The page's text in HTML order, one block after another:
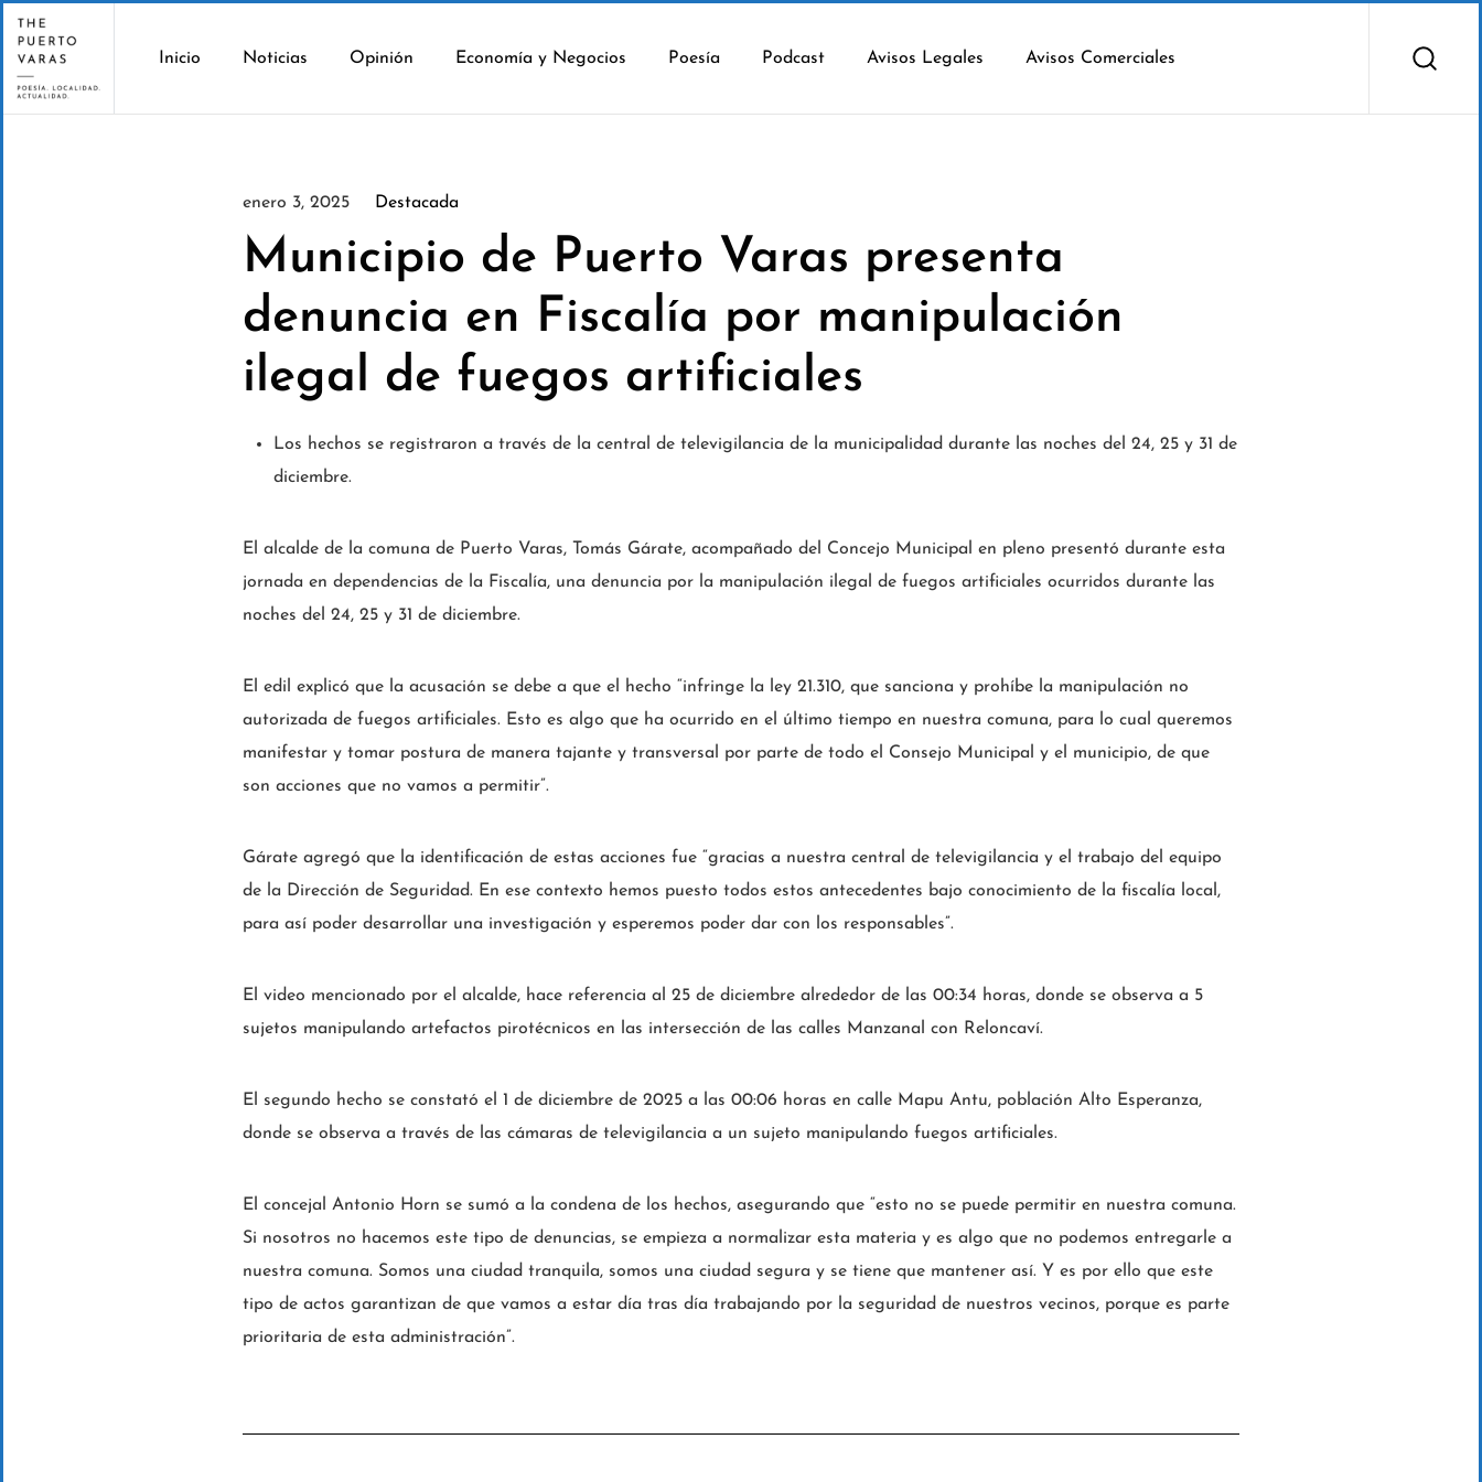
Inicio Noticias Opinión Economía y Negocios Poesía Podcast Avisos Legales Avisos Comerciales
enero 3, 2025 Destacada
Municipio de Puerto Varas presenta
denuncia en Fiscalía por manipulación
ilegal de fuegos artificiales
Los hechos se registraron a través de la central de televigilancia de la municipalidad durante las noches del 24, 25 y 31 de
diciembre.
El alcalde de la comuna de Puerto Varas, Tomás Gárate, acompañado del Concejo Municipal en pleno presentó durante esta
jornada en dependencias de la Fiscalía, una denuncia por la manipulación ilegal de fuegos artificiales ocurridos durante las
noches del 24, 25 y 31 de diciembre.
El edil explicó que la acusación se debe a que el hecho “infringe la ley 21.310, que sanciona y prohíbe la manipulación no
autorizada de fuegos artificiales. Esto es algo que ha ocurrido en el último tiempo en nuestra comuna, para lo cual queremos
manifestar y tomar postura de manera tajante y transversal por parte de todo el Consejo Municipal y el municipio, de que
son acciones que no vamos a permitir”.
Gárate agregó que la identificación de estas acciones fue “gracias a nuestra central de televigilancia y el trabajo del equipo
de la Dirección de Seguridad. En ese contexto hemos puesto todos estos antecedentes bajo conocimiento de la fiscalía local,
para así poder desarrollar una investigación y esperemos poder dar con los responsables”.
El video mencionado por el alcalde, hace referencia al 25 de diciembre alrededor de las 00:34 horas, donde se observa a 5
sujetos manipulando artefactos pirotécnicos en las intersección de las calles Manzanal con Reloncaví.
El segundo hecho se constató el 1 de diciembre de 2025 a las 00:06 horas en calle Mapu Antu, población Alto Esperanza,
donde se observa a través de las cámaras de televigilancia a un sujeto manipulando fuegos artificiales.
El concejal Antonio Horn se sumó a la condena de los hechos, asegurando que “esto no se puede permitir en nuestra comuna.
Si nosotros no hacemos este tipo de denuncias, se empieza a normalizar esta materia y es algo que no podemos entregarle a
nuestra comuna. Somos una ciudad tranquila, somos una ciudad segura y se tiene que mantener así. Y es por ello que este
tipo de actos garantizan de que vamos a estar día tras día trabajando por la seguridad de nuestros vecinos, porque es parte
prioritaria de esta administración”.